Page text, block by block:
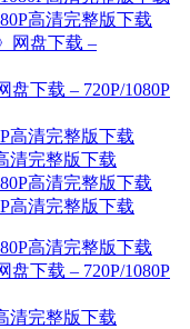
高清完整版下载
盘下载 – 720P/1080P
清完整版下载
高清完整版下载
高清完整版下载
盘下载 – 720P/1080P
清完整版下载